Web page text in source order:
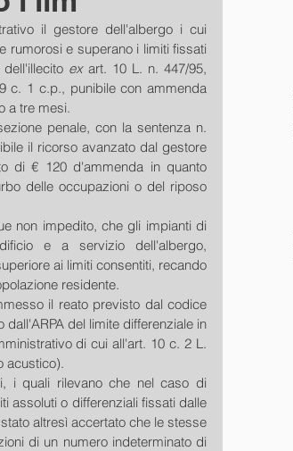
il gestore dell'albergo i cui
rumorosi e superano i limiti fissati
ex art. 10 L. n. 447/95,
c. 1 c.p., punibile con ammenda
a tre mesi.
penale, con la sentenza n.
il ricorso avanzato dal gestore
di € 120 d'ammenda in quanto
delle occupazioni o del riposo
non impedito, che gli impianti di
e a servizio dell'albergo,
ai limiti consentiti, recando
residente.
il reato previsto dal codice
del limite differenziale in
di cui all'art. 10 c. 2 L.
acustico).
i quali rilevano che nel caso di
assoluti o differenziali fissati dalle
altresì accertato che le stesse
di un numero indeterminato di